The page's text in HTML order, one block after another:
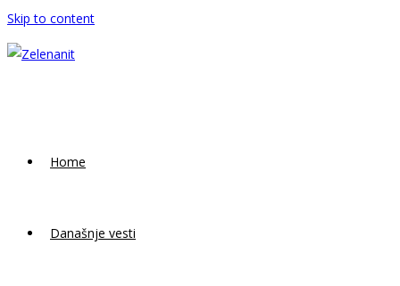
Skip to content
Home
Današnje vesti